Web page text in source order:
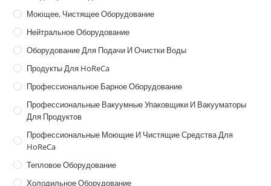
Моющее, Чистящее Оборудование
Нейтральное Оборудование
Оборудование Для Подачи И Очистки Воды
Продукты Для HoReCa
Профессиональное Барное Оборудование
Профессиональные Вакуумные Упаковщики И Вакууматоры
Для Продуктов
Профессиональные Моющие И Чистящие Средства Для
HoReCa
Тепловое Оборудование
Холодильное Оборудование